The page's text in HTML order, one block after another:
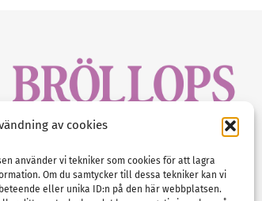
av cookies
använder vi tekniker som cookies för att lagra
Om du samtycker till dessa tekniker kan vi
eller unika ID:n på den här webbplatsen.
Tel :0522-68 11 90
E-post:info@nordicbridalmedia.com